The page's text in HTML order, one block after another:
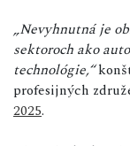
„Nevyhnutná je
sektoroch ako
technológie,“
profesijných
2025.